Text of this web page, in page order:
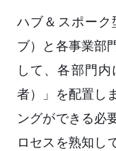
ハブ＆スポーク
ブ）と各事業部
して、各部門
者）」を配置し
ングができる必
ロセスを熟知し